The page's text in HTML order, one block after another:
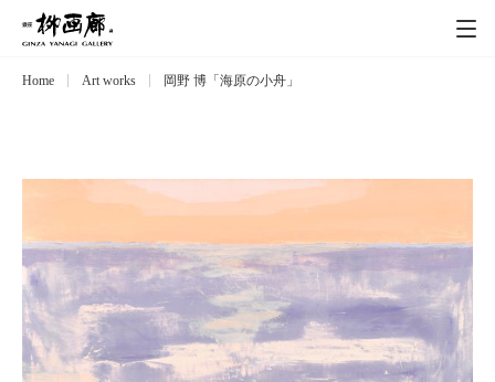
Exhibitions
Art works 作品一覧
Catalog カタログ
Home Art works 岡野 博「海原の小舟」